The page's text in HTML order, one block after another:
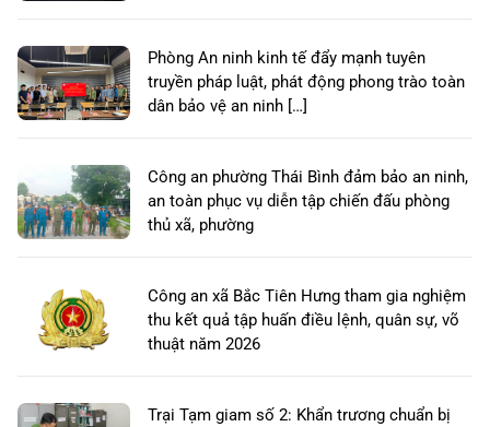
Phòng An ninh kinh tế đẩy mạnh tuyên
truyền pháp luật, phát động phong trào toàn
dân bảo vệ an ninh […]
Công an phường Thái Bình đảm bảo an ninh,
an toàn phục vụ diễn tập chiến đấu phòng
thủ xã, phường
Công an xã Bắc Tiên Hưng tham gia nghiệm
thu kết quả tập huấn điều lệnh, quân sự, võ
thuật năm 2026
Trại Tạm giam số 2: Khẩn trương chuẩn bị